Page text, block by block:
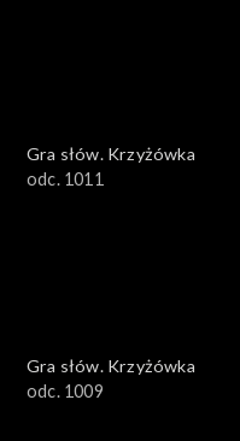
Gra słów. Krzyżówka
odc. 1011
Gra słów. Krzyżówka
odc. 1009